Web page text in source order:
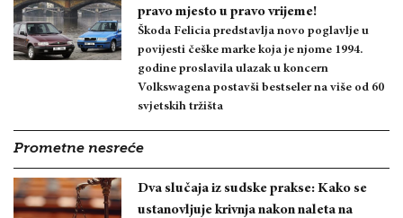
pravo mjesto u pravo vrijeme!
Škoda Felicia predstavlja novo poglavlje u
povijesti češke marke koja je njome 1994.
godine proslavila ulazak u koncern
Volkswagena postavši bestseler na više od 60
svjetskih tržišta
Prometne nesreće
Dva slučaja iz sudske prakse: Kako se
ustanovljuje krivnja nakon naleta na